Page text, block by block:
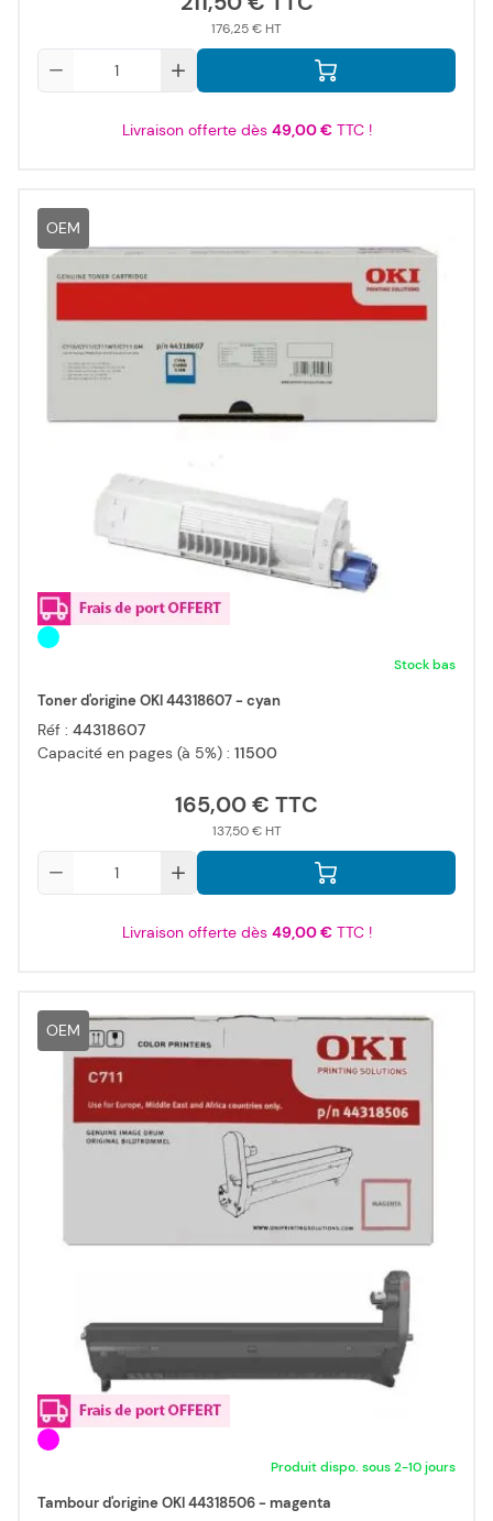
176,25 €
Livraison offerte dès 49,00 €TTC !
OEM
Stock bas
Toner d'origine OKI 44318607 - cyan
Réf : 44318607
Capacité en pages (à 5%) : 11500
165,00 €
137,50 €
Livraison offerte dès 49,00 €TTC !
OEM
Produit dispo. sous 2-10 jours
Tambour d'origine OKI 44318506 - magenta